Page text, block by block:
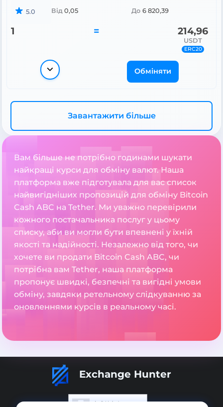
5.0 Від 0,05 До 6 820,39
1 = 214,96
USDT
ERC20
Обміняти
Завантажити більше
Вам більше не потрібно годинами шукати
найкращі курси для обміну валют. Наша
платформа вже підготувала для вас список
найвигідніших пропозицій для обміну Bitcoin
Cash ABC на Tether. Ми уважно перевірили
кожного постачальника послуг у цьому
списку, аби ви могли бути впевнені у їхній
якості та надійності. Незалежно від того, чи
хочете ви продати Bitcoin Cash ABC, чи
потрібна вам Tether, наша платформа
пропонує швидкі, безпечні та вигідні умови
обміну, завдяки ретельному слідкуванню за
оновленнями курсів в реальному часі.
Exchange Hunter